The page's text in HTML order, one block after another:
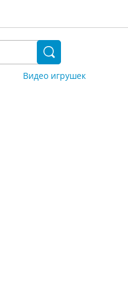
Видео игрушек